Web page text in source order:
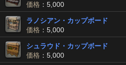
価格 ：5,000
ラノシアン・カップボード
価格 ：5,000
シュラウド・カップボード
価格 ：5,000